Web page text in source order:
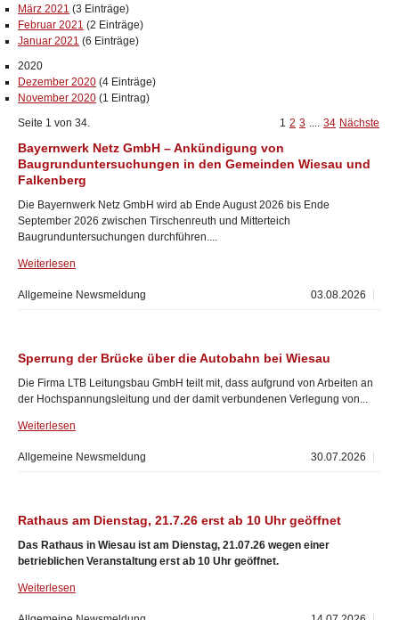
März 2021 (3 Einträge)
Februar 2021 (2 Einträge)
Januar 2021 (6 Einträge)
2020
Dezember 2020 (4 Einträge)
November 2020 (1 Eintrag)
Seite 1 von 34.
1 2 3 .... 34 Nächste
Bayernwerk Netz GmbH – Ankündigung von
Baugrunduntersuchungen in den Gemeinden Wiesau und
Falkenberg
Die Bayernwerk Netz GmbH wird ab Ende August 2026 bis Ende
September 2026 zwischen Tirschenreuth und Mitterteich
Baugrunduntersuchungen durchführen....
Weiterlesen
03.08.2026
Allgemeine Newsmeldung
Sperrung der Brücke über die Autobahn bei Wiesau
Die Firma LTB Leitungsbau GmbH teilt mit, dass aufgrund von Arbeiten an
der Hochspannungsleitung und der damit verbundenen Verlegung von...
Weiterlesen
30.07.2026
Allgemeine Newsmeldung
Rathaus am Dienstag, 21.7.26 erst ab 10 Uhr geöffnet
Das Rathaus in Wiesau ist am Dienstag, 21.07.26 wegen einer
betrieblichen Veranstaltung erst ab 10 Uhr geöffnet.
Weiterlesen